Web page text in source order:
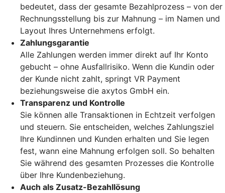
bedeutet, dass der gesamte Bezahlprozess – von der
Rechnungsstellung bis zur Mahnung – im Namen und
Layout Ihres Unternehmens erfolgt.
Zahlungsgarantie
Alle Zahlungen werden immer direkt auf Ihr Konto
gebucht – ohne Ausfallrisiko. Wenn die Kundin oder
der Kunde nicht zahlt, springt VR Payment
beziehungsweise die axytos GmbH ein.
Transparenz und Kontrolle
Sie können alle Transaktionen in Echtzeit verfolgen
und steuern. Sie entscheiden, welches Zahlungsziel
Ihre Kundinnen und Kunden erhalten und Sie legen
fest, wann eine Mahnung erfolgen soll. So behalten
Sie während des gesamten Prozesses die Kontrolle
über Ihre Kundenbeziehung.
Auch als Zusatz-Bezahllösung